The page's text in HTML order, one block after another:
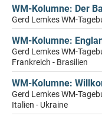
WM-Kolumne: Der
Gerd Lemkes WM-
WM-Kolumne:
Gerd Lemkes WM-
Frankreich - Brasilien
WM-Kolumne:
Gerd Lemkes WM-
Italien - Ukraine